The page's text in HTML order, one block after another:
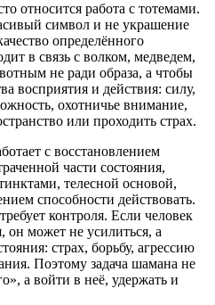
относится работа с тотемами.
символ и не украшение
определённого
в связь с волком, медведем,
не ради образа, а чтобы
восприятия и действия: силу,
охотничье внимание,
или проходить страх.
с восстановлением
части состояния,
телесной основой,
способности действовать.
контроля. Если человек
он может не усилиться, а
страх, борьбу, агрессию
Поэтому задача шамана не
а войти в неё, удержать и